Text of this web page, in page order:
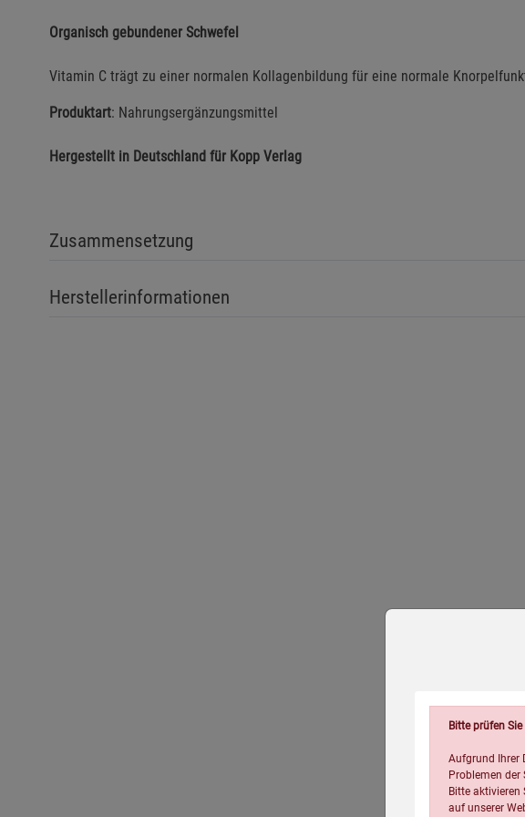
Organisch gebundener Schwefel
Vitamin C trägt zu einer normalen Kollagenbildung für eine normale
Produktart: Nahrungsergänzungsmittel
Hergestellt in Deutschland für Kopp Verlag
Zusammensetzung
Herstellerinformationen
Bitte prüfen
Aufgrund Ihrer
Problemen der
Bitte aktivieren
auf unserer